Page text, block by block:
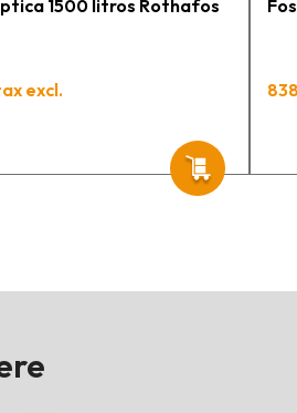
1500 litros Rothafos
excl.